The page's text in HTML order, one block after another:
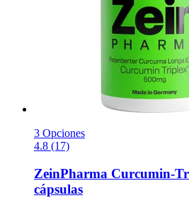
3 Opciones
4.8 (17)
ZeinPharma Curcumin-​
cápsulas